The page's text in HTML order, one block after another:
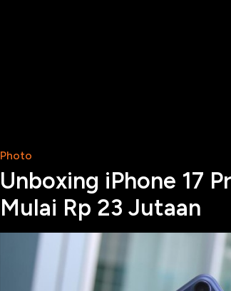
Photo
Unboxing iPhone 17
Mulai Rp 23 Jutaan